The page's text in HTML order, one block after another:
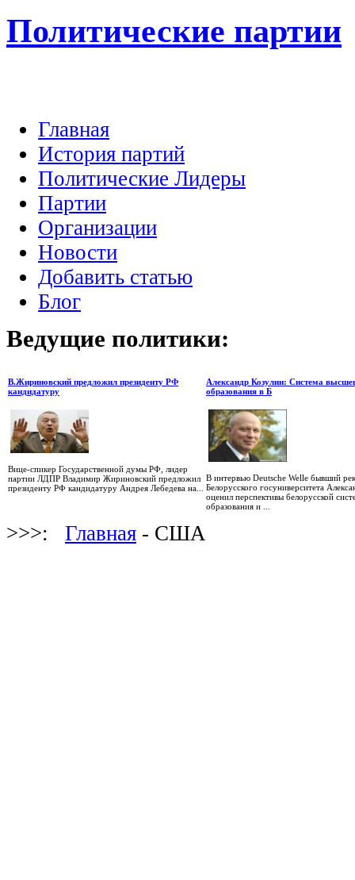
Политические партии
Главная
История партий
Политические Лидеры
Партии
Организации
Новости
Добавить статью
Блог
Ведущие политики:
В.Жириновский предложил президенту РФ
кандидатуру
Вице-спикер Государственной думы РФ, лидер
партии ЛДПР Владимир Жириновский предложил
президенту РФ кандидатуру Андрея Лебедева на...
Александр Козулин: Система
образования в Б
В интервью Deutsche Welle бывший
Белорусского госуниверситета
оценил перспективы белорусской
образования и ...
>>>: Главная - США